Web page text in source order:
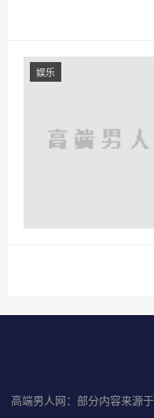
娱乐
高端男人网：部分内容来源